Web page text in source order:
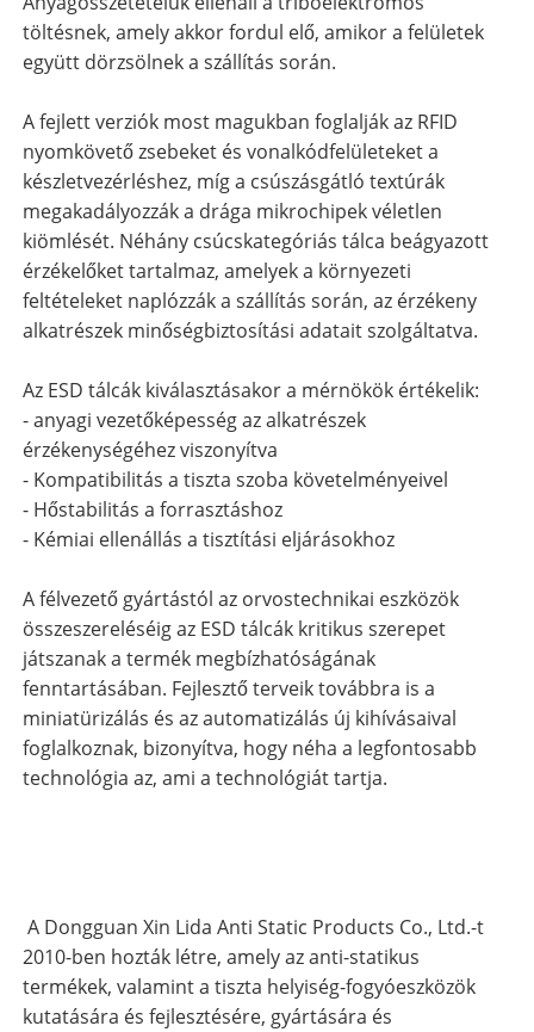
töltésnek, amely akkor fordul elő, amikor a felületek
együtt dörzsölnek a szállítás során.
A fejlett verziók most magukban foglalják az RFID
nyomkövető zsebeket és vonalkódfelületeket a
készletvezérléshez, míg a csúszásgátló textúrák
megakadályozzák a drága mikrochipek véletlen
kiömlését. Néhány csúcskategóriás tálca beágyazott
érzékelőket tartalmaz, amelyek a környezeti
feltételeket naplózzák a szállítás során, az érzékeny
alkatrészek minőségbiztosítási adatait szolgáltatva.
Az ESD tálcák kiválasztásakor a mérnökök értékelik:
- anyagi vezetőképesség az alkatrészek
érzékenységéhez viszonyítva
- Kompatibilitás a tiszta szoba követelményeivel
- Hőstabilitás a forrasztáshoz
- Kémiai ellenállás a tisztítási eljárásokhoz
A félvezető gyártástól az orvostechnikai eszközök
összeszereléséig az ESD tálcák kritikus szerepet
játszanak a termék megbízhatóságának
fenntartásában. Fejlesztő terveik továbbra is a
miniatürizálás és az automatizálás új kihívásaival
foglalkoznak, bizonyítva, hogy néha a legfontosabb
technológia az, ami a technológiát tartja.
A Dongguan Xin Lida Anti Static Products Co., Ltd.-t
2010-ben hozták létre, amely az anti-statikus
termékek, valamint a tiszta helyiség-fogyóeszközök
kutatására és fejlesztésére, gyártására és